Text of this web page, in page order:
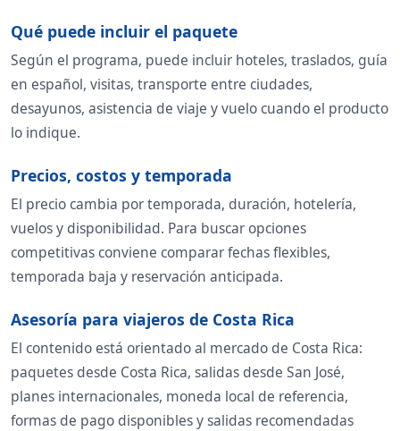
Qué puede incluir el paquete
Según el programa, puede incluir hoteles, traslados, guía
en español, visitas, transporte entre ciudades,
desayunos, asistencia de viaje y vuelo cuando el producto
lo indique.
Precios, costos y temporada
El precio cambia por temporada, duración, hotelería,
vuelos y disponibilidad. Para buscar opciones
competitivas conviene comparar fechas flexibles,
temporada baja y reservación anticipada.
Asesoría para viajeros de Costa Rica
El contenido está orientado al mercado de Costa Rica:
paquetes desde Costa Rica, salidas desde San José,
planes internacionales, moneda local de referencia,
formas de pago disponibles y salidas recomendadas